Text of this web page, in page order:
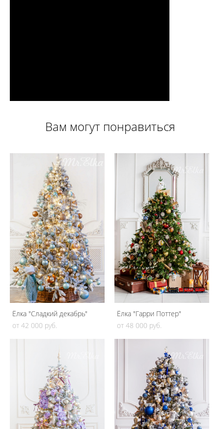
Вам могут понравиться
Ёлка "Сладкий декабрь"
от 42 000 pуб.
Ёлка "Гарри Поттер"
от 48 000 pуб.